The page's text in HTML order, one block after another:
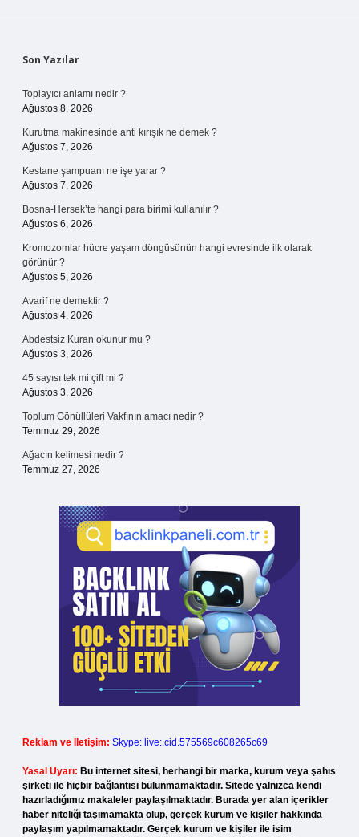
Sidebar
Son Yazılar
Toplayıcı anlamı nedir ?
Ağustos 8, 2026
Kurutma makinesinde anti kırışık ne demek ?
Ağustos 7, 2026
Kestane şampuanı ne işe yarar ?
Ağustos 7, 2026
Bosna-Hersek’te hangi para birimi kullanılır ?
Ağustos 6, 2026
Kromozomlar hücre yaşam döngüsünün hangi evresinde ilk olarak
görünür ?
Ağustos 5, 2026
Avarif ne demektir ?
Ağustos 4, 2026
Abdestsiz Kuran okunur mu ?
Ağustos 3, 2026
45 sayısı tek mi çift mi ?
Ağustos 3, 2026
Toplum Gönüllüleri Vakfının amacı nedir ?
Temmuz 29, 2026
Ağacın kelimesi nedir ?
Temmuz 27, 2026
Reklam ve İletişim: Skype: live:.cid.575569c608265c69
Yasal Uyarı: Bu internet sitesi, herhangi bir marka, kurum veya şahıs
şirketi ile hiçbir bağlantısı bulunmamaktadır. Sitede yalnızca kendi
hazırladığımız makaleler paylaşılmaktadır. Burada yer alan içerikler
haber niteliği taşımamakta olup, gerçek kurum ve kişiler hakkında
paylaşım yapılmamaktadır. Gerçek kurum ve kişiler ile isim